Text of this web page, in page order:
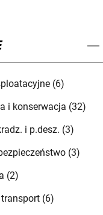
(6)
i konserwacja (32)
i p.desz. (3)
(3)
(2)
(6)